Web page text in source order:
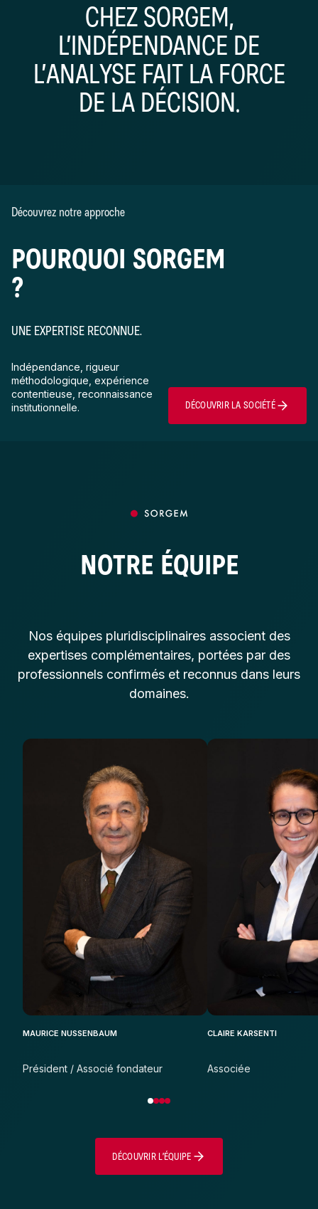
CHEZ SORGEM,
L’INDÉPENDANCE DE
L’ANALYSE FAIT LA FORCE
DE LA DÉCISION.
Découvrez notre approche
POURQUOI SORGEM
?
UNE EXPERTISE RECONNUE.
Indépendance, rigueur
méthodologique, expérience
contentieuse, reconnaissance
institutionnelle.
DÉCOUVRIR LA SOCIÉTÉ
NOTRE ÉQUIPE
Nos équipes pluridisciplinaires associent des
expertises complémentaires, portées par des
professionnels confirmés et reconnus dans leurs
domaines.
MAURICE NUSSENBAUM
Président / Associé fondateur
CLAIRE KARSENTI
Associée
DÉCOUVRIR L’ÉQUIPE